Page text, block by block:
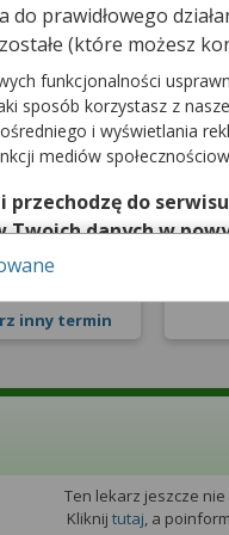
2026
inny termin
z
Ten lekarz jeszcze
Kliknijtutaj, a
do prawidłowego
(które możesz
funkcjonalności
sposób korzystasz z
i wyświetlania
mediów
przechodzę do
danych w
zgody jest
na przetwarzanie
lub chcesz
temat